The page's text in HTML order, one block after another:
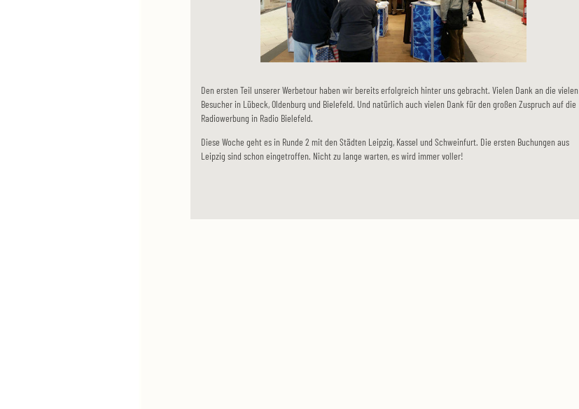
Den ersten Teil unserer Werbetour haben wir bereits erfolgreich hinter uns gebracht. Vielen Dank an die vielen
Besucher in Lübeck, Oldenburg und Bielefeld. Und natürlich auch vielen Dank für den großen Zuspruch auf die
Radiowerbung in Radio Bielefeld.
Diese Woche geht es in Runde 2 mit den Städten Leipzig, Kassel und Schweinfurt. Die ersten Buchungen aus
Leipzig sind schon eingetroffen. Nicht zu lange warten, es wird immer voller!